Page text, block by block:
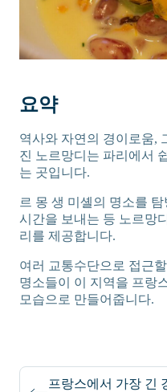
요약
역사와 자연의 경이로움,
진 노르망디는 파리에서
는 곳입니다.
르 몽 생 미셸의 명소를
시간을 보내는 등 노르망
리를 제공합니다.
여러 교통수단으로 접근
명소들이 이 지역을 프랑
모습으로 만들어줍니다.
프랑스에서 가장 긴